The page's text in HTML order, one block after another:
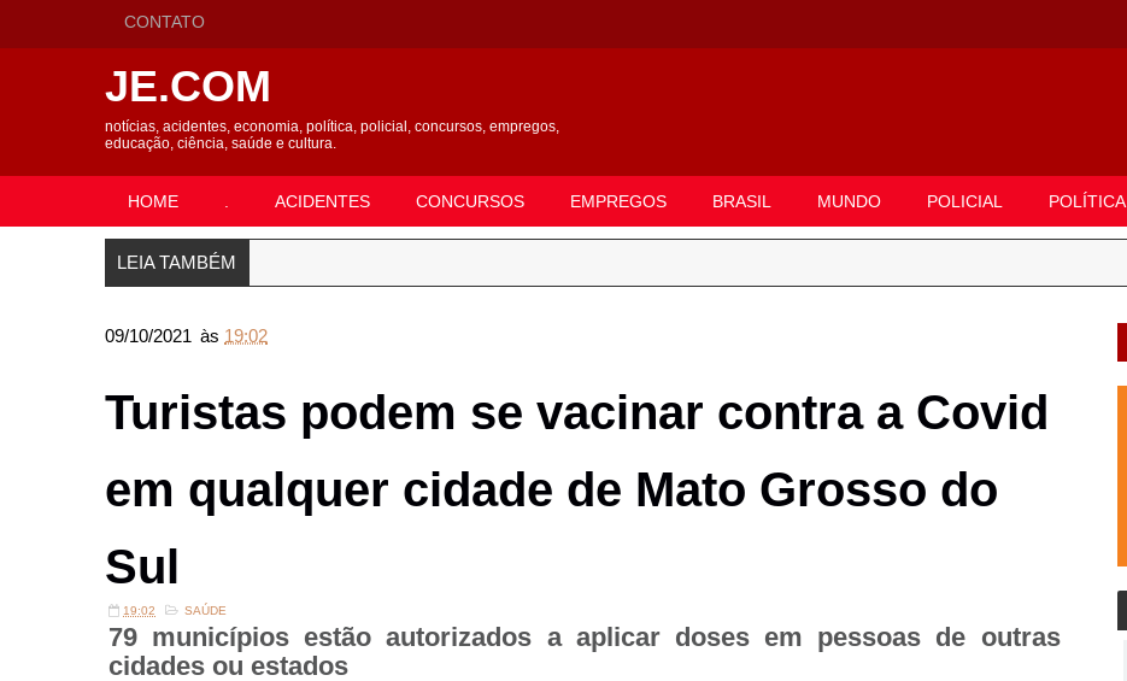
CONTATO
JE.COM
notícias, acidentes, economia, política, policial, concursos, empregos,
educação, ciência, saúde e cultura.
HOME ACIDENTES CONCURSOS EMPREGOS BRASIL MUNDO POLICIAL POLÍTICA
LEIA TAMBÉM
09/10/2021 às 19:02
Turistas podem se vacinar contra a Covid
em qualquer cidade de Mato Grosso do
Sul
19:02 SAÚDE
79 municípios estão autorizados a aplicar doses em pessoas de outras
cidades ou estados